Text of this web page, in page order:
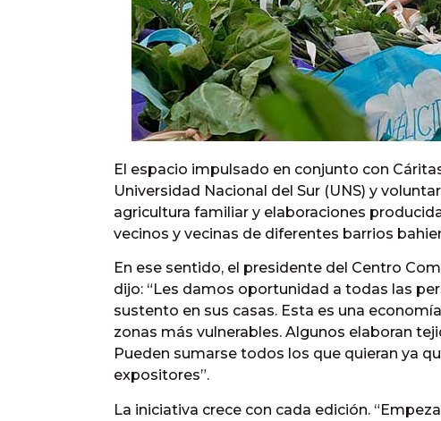
El espacio impulsado en conjunto con
Universidad Nacional del Sur (UNS) y
agricultura familiar y elaboraciones
vecinos y vecinas de diferentes barrios
En ese sentido, el presidente del Centro
dijo: “Les damos oportunidad a todas las
sustento en sus casas. Esta es una
zonas más vulnerables. Algunos elaboran
Pueden sumarse todos los que quieran ya
expositores”.
La iniciativa crece con cada edición.